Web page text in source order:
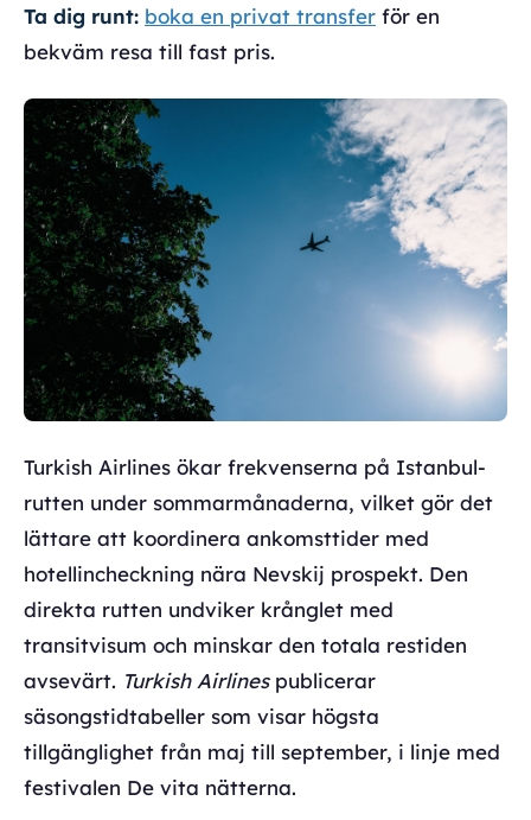
Ta dig runt: boka en privat transfer för en
bekväm resa till fast pris.
Turkish Airlines ökar frekvenserna på Istanbul-
rutten under sommarmånaderna, vilket gör det
lättare att koordinera ankomsttider med
hotellincheckning nära Nevskij prospekt. Den
direkta rutten undviker krånglet med
transitvisum och minskar den totala restiden
avsevärt. Turkish Airlinespublicerar
säsongstidtabeller som visar högsta
tillgänglighet från maj till september, i linje med
festivalen De vita nätterna.